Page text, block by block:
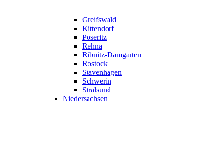
Greifswald
Kittendorf
Poseritz
Rehna
Ribnitz-Damgarten
Rostock
Stavenhagen
Schwerin
Stralsund
Niedersachsen